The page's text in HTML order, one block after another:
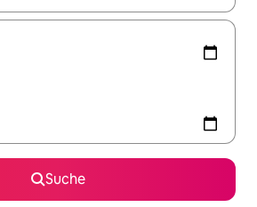
Suche